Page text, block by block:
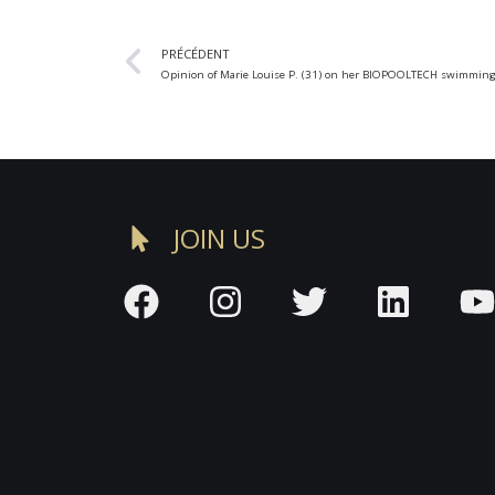
PRÉCÉDENT
Opinion of Marie Louise P. (31) on her BIOPOOLTECH
JOIN US